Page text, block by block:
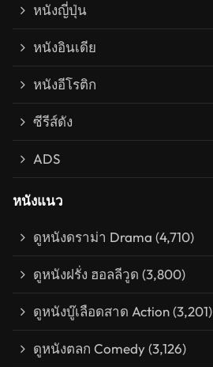
หนังญี่ปุ่น
หนังอินเดีย
หนังอีโรติก
ซีรีส์ดัง
ADS
หนังแนว
ดูหนังดราม่า Drama (4,710)
ดูหนังฝรั่ง ฮอลลีวูด (3,800)
ดูหนังบู๊เลือดสาด Action(3,201)
ดูหนังตลก Comedy(3,126)